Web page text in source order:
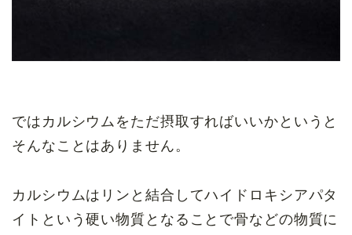
ではカルシウムをただ摂取すればいいかというと
そんなことはありません。
カルシウムはリンと結合してハイドロキシアパタ
イトという硬い物質となることで骨などの物質に